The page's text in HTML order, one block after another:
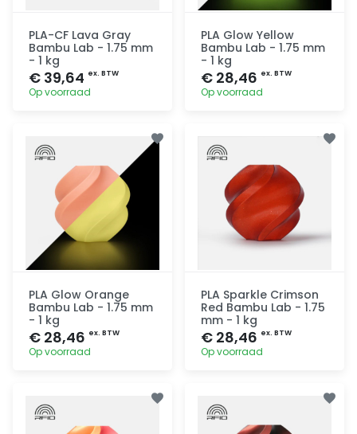
PLA-CF Lava Gray
Bambu Lab - 1.75 mm
- 1 kg
€ 39,64 ex. BTW
Op voorraad
PLA Glow Yellow
Bambu Lab - 1.75 mm
- 1 kg
€ 28,46 ex. BTW
Op voorraad
PLA Glow Orange
Bambu Lab - 1.75 mm
- 1 kg
€ 28,46 ex. BTW
Op voorraad
PLA Sparkle Crimson
Red Bambu Lab - 1.75
mm - 1 kg
€ 28,46 ex. BTW
Op voorraad